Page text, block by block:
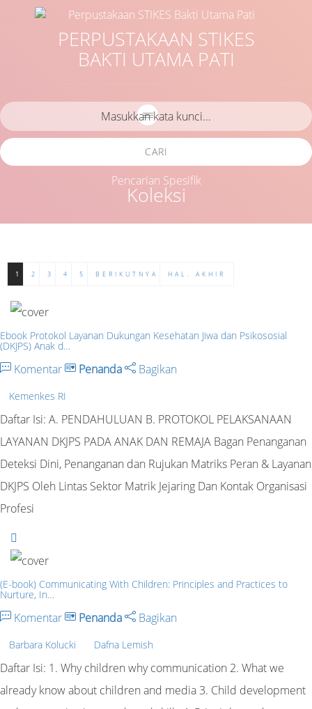
PERPUSTAKAAN STIKES
BAKTI UTAMA PATI
Koleksi
CARI
Pencarian Spesifik
1 2 3 4 5 BERIKUTNYA HAL. AKHIR
Ebook Protokol Layanan Dukungan Kesehatan Jiwa dan Psikososial
(DKJPS) Anak d…
Komentar Penanda Bagikan
Kemenkes RI
Daftar Isi: A. PENDAHULUAN B. PROTOKOL PELAKSANAAN
LAYANAN DKJPS PADA ANAK DAN REMAJA Bagan Penanganan
Deteksi Dini, Penanganan dan Rujukan Matriks Peran & Layanan
DKJPS Oleh Lintas Sektor Matrik Jejaring Dan Kontak Organisasi
Profesi
(E-book) Communicating With Children: Principles and Practices to
Nurture, In…
Komentar Penanda Bagikan
Barbara Kolucki Dafna Lemish
Daftar Isi: 1. Why children why communication 2. What we
already know about children and media 3. Child development